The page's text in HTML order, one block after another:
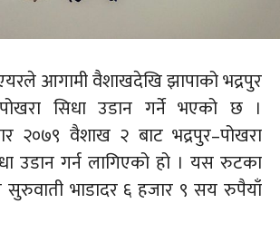
आगामी वैशाखदेखि झापाको भद्रपुर
सिधा उडान गर्ने भएको छ ।
२०७९ वैशाख २ बाट भद्रपुर–पोखरा
उडान गर्न लागिएको हो । यस रुटका
सुरुवाती भाडादर ६ हजार ९ सय रुपैयाँ